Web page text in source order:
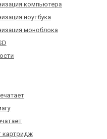
компьютера
ноутбука
моноблока
картридж